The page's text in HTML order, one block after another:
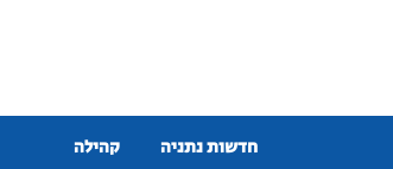
חדשות נתניה קהילה